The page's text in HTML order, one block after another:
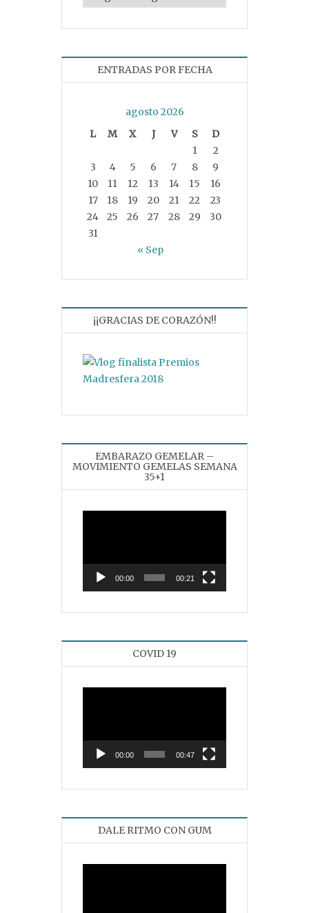
ENTRADAS POR FECHA
agosto 2026
L
M X J V S
D
1
2
3
4 5 6 7 8
9
10
11 12 13 14 15
16
17
18 19 20 21 22
23
24
25 26 27 28 29
30
31
« Sep
¡¡GRACIAS DE CORAZÓN!!
EMBARAZO GEMELAR –
MOVIMIENTO GEMELAS SEMANA
35+1
00:00 00:21
COVID 19
00:00 00:47
DALE RITMO CON GUM